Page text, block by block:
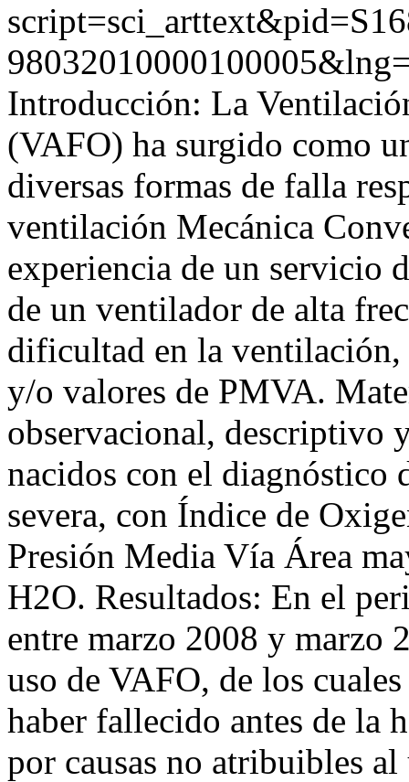
Introducción: La
(VAFO) ha surgido como
diversas formas de falla
ventilación Mecánica
experiencia de un servicio
de un ventilador de alta
dificultad en la
y/o valores de PMVA.
observacional, descriptivo
nacidos con el diagnóstico
severa, con Índice de
Presión Media Vía Área
H2O. Resultados: En el
entre marzo 2008 y marzo
uso de VAFO, de los
haber fallecido antes de la
por causas no atribuibles